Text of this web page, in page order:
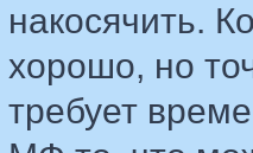
накосячить.
хорошо, но
требует